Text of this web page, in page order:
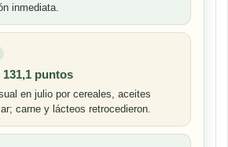
inmediata.
131,1 puntos
en julio por cereales, aceites
carne y lácteos retrocedieron.